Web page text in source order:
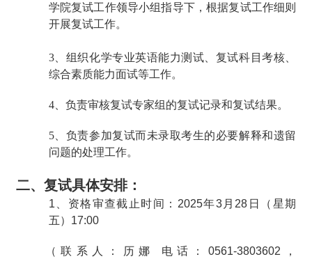
学院复试工作领导小组指导下，根据复试工作细则
开展复试工作。
3、组织化学专业英语能力测试、复试科目考核、
综合素质能力面试等工作。
4、负责审核复试专家组的复试记录和复试结果。
5、负责参加复试而未录取考生的必要解释和遗留
问题的处理工作。
二、复试具体安排：
1 、资格审查截止时间： 2025年3月 28 日（星期
五） 17:00
（联系人：历娜 电话： 0561-3803602 ，